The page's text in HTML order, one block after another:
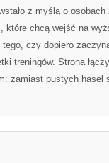
z myślą o osobach
które chcą wejść na
czy dopiero
treningów. Strona
zamiast pustych haseł